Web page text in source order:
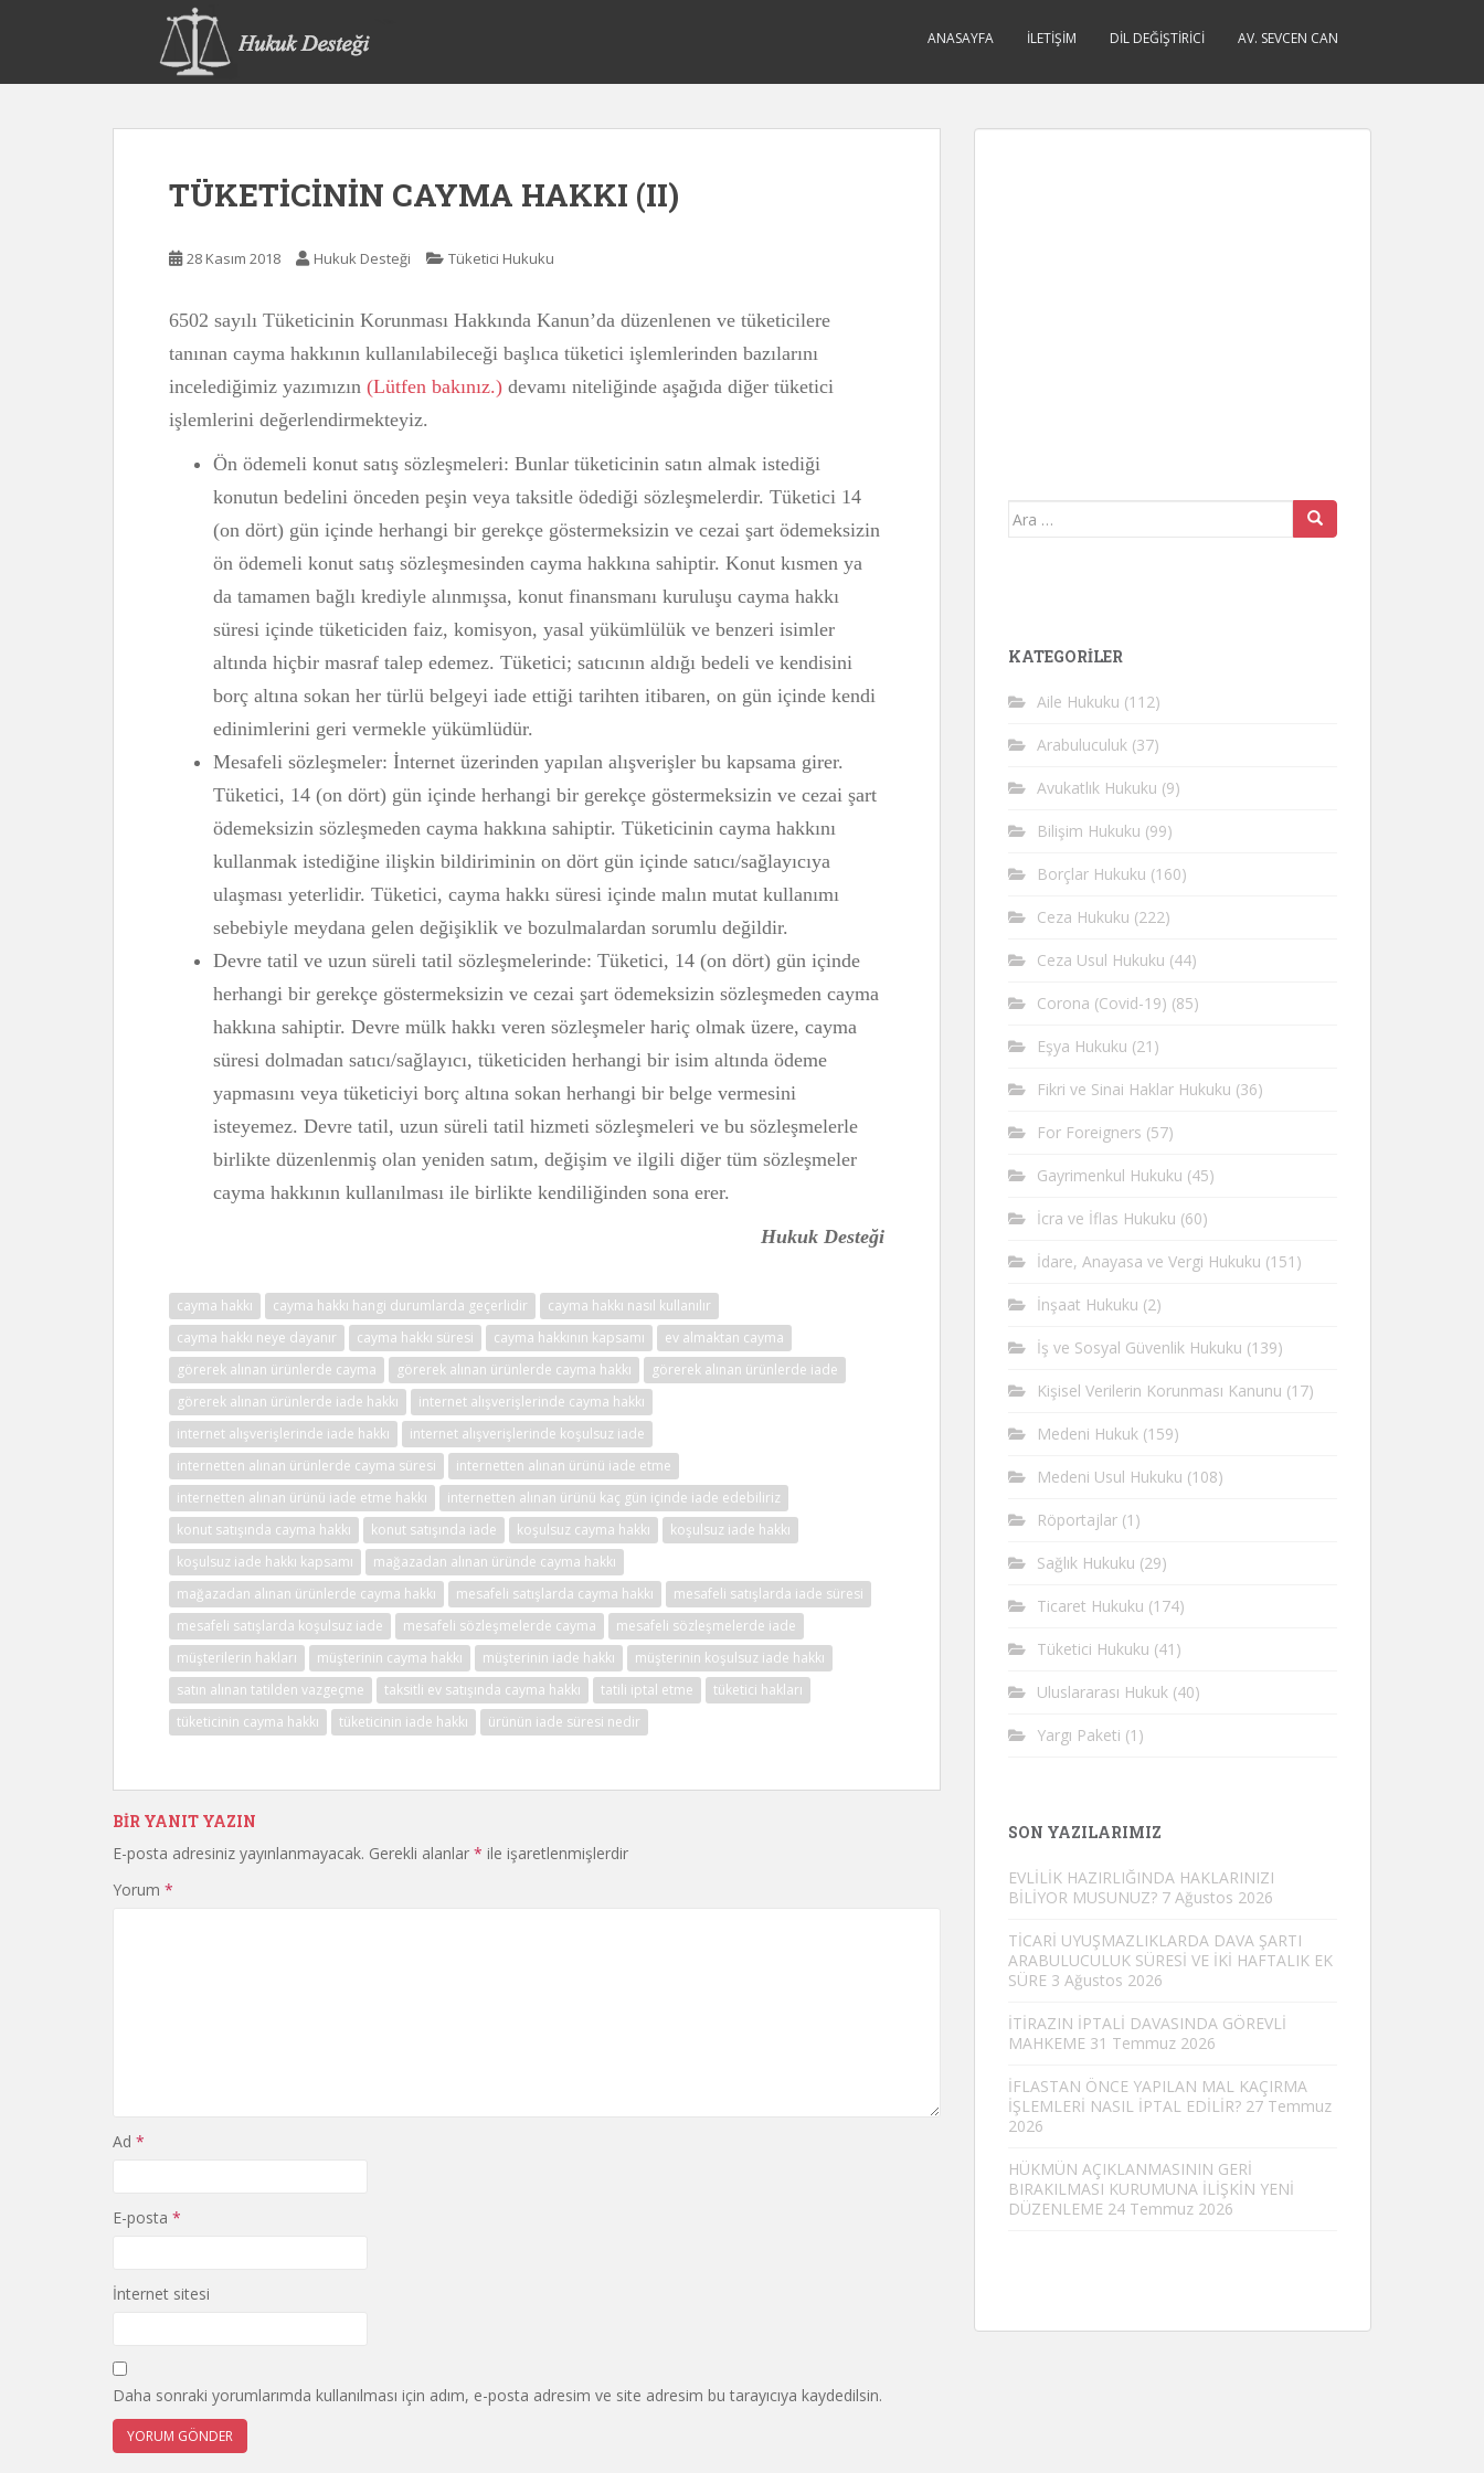
p
ANASAYFA İLETIŞIM DIL DEĞIŞTIRICI AV. SEVCEN CAN
TÜKETİCİNİN CAYMA HAKKI (II)
28 Kasım 2018 Hukuk Desteği Tüketici Hukuku
6502 sayılı Tüketicinin Korunması Hakkında Kanun’da düzenlenen ve tüketicilere
tanınan cayma hakkının kullanılabileceği başlıca tüketici işlemlerinden bazılarını
incelediğimiz yazımızın (Lütfen bakınız.) devamı niteliğinde aşağıda diğer tüketici
işlemlerini değerlendirmekteyiz.
Ön ödemeli konut satış sözleşmeleri: Bunlar tüketicinin satın almak istediği
konutun bedelini önceden peşin veya taksitle ödediği sözleşmelerdir. Tüketici 14
(on dört) gün içinde herhangi bir gerekçe göstermeksizin ve cezai şart ödemeksizin
ön ödemeli konut satış sözleşmesinden cayma hakkına sahiptir. Konut kısmen ya
da tamamen bağlı krediyle alınmışsa, konut finansmanı kuruluşu cayma hakkı
süresi içinde tüketiciden faiz, komisyon, yasal yükümlülük ve benzeri isimler
altında hiçbir masraf talep edemez. Tüketici; satıcının aldığı bedeli ve kendisini
borç altına sokan her türlü belgeyi iade ettiği tarihten itibaren, on gün içinde kendi
edinimlerini geri vermekle yükümlüdür.
Mesafeli sözleşmeler: İnternet üzerinden yapılan alışverişler bu kapsama girer.
Tüketici, 14 (on dört) gün içinde herhangi bir gerekçe göstermeksizin ve cezai şart
ödemeksizin sözleşmeden cayma hakkına sahiptir. Tüketicinin cayma hakkını
kullanmak istediğine ilişkin bildiriminin on dört gün içinde satıcı/sağlayıcıya
ulaşması yeterlidir. Tüketici, cayma hakkı süresi içinde malın mutat kullanımı
sebebiyle meydana gelen değişiklik ve bozulmalardan sorumlu değildir.
Devre tatil ve uzun süreli tatil sözleşmelerinde: Tüketici, 14 (on dört) gün içinde
herhangi bir gerekçe göstermeksizin ve cezai şart ödemeksizin sözleşmeden cayma
hakkına sahiptir. Devre mülk hakkı veren sözleşmeler hariç olmak üzere, cayma
süresi dolmadan satıcı/sağlayıcı, tüketiciden herhangi bir isim altında ödeme
yapmasını veya tüketiciyi borç altına sokan herhangi bir belge vermesini
isteyemez. Devre tatil, uzun süreli tatil hizmeti sözleşmeleri ve bu sözleşmelerle
birlikte düzenlenmiş olan yeniden satım, değişim ve ilgili diğer tüm sözleşmeler
cayma hakkının kullanılması ile birlikte kendiliğinden sona erer.
Hukuk Desteği
cayma hakkı cayma hakkı hangi durumlarda geçerlidir
cayma hakkı nasıl kullanılır
cayma hakkı neye dayanır
cayma hakkı süresi cayma hakkının kapsamı
ev almaktan cayma
görerek alınan ürünlerde cayma
görerek alınan ürünlerde cayma hakkı
görerek alınan ürünlerde iade
görerek alınan ürünlerde iade hakkı
internet alışverişlerinde cayma hakkı
internet alışverişlerinde iade hakkı
internet alışverişlerinde koşulsuz iade
internetten alınan ürünlerde cayma süresi
internetten alınan ürünü iade etme
internetten alınan ürünü iade etme hakkı
internetten alınan ürünü kaç gün içinde iade edebiliriz
konut satışında cayma hakkı
konut satışında iade koşulsuz cayma hakkı
koşulsuz iade hakkı
koşulsuz iade hakkı kapsamı
mağazadan alınan üründe cayma hakkı
mağazadan alınan ürünlerde cayma hakkı
mesafeli satışlarda cayma hakkı
mesafeli satışlarda iade süresi
mesafeli satışlarda koşulsuz iade
mesafeli sözleşmelerde cayma
mesafeli sözleşmelerde iade
müşterilerin hakları
müşterinin cayma hakkı müşterinin iade hakkı
müşterinin koşulsuz iade hakkı
satın alınan tatilden vazgeçme
taksitli ev satışında cayma hakkı tatili iptal etme
tüketici hakları
tüketicinin cayma hakkı
tüketicinin iade hakkı ürünün iade süresi nedir
BIR YANIT YAZIN
E-posta adresiniz yayınlanmayacak. Gerekli alanlar * ile işaretlenmişlerdir
Yorum *
Ad *
E-posta *
İnternet sitesi
Daha sonraki yorumlarımda kullanılması için adım, e-posta adresim ve site adresim bu tarayıcıya kaydedilsin.
Arama
KATEGORİLER
Aile Hukuku (112)
Arabuluculuk (37)
Avukatlık Hukuku (9)
Bilişim Hukuku (99)
Borçlar Hukuku (160)
Ceza Hukuku (222)
Ceza Usul Hukuku (44)
Corona (Covid-19) (85)
Eşya Hukuku (21)
Fikri ve Sinai Haklar Hukuku (36)
For Foreigners (57)
Gayrimenkul Hukuku (45)
İcra ve İflas Hukuku (60)
İdare, Anayasa ve Vergi Hukuku (151)
İnşaat Hukuku (2)
İş ve Sosyal Güvenlik Hukuku (139)
Kişisel Verilerin Korunması Kanunu (17)
Medeni Hukuk (159)
Medeni Usul Hukuku (108)
Röportajlar (1)
Sağlık Hukuku (29)
Ticaret Hukuku (174)
Tüketici Hukuku (41)
Uluslararası Hukuk (40)
Yargı Paketi (1)
SON YAZILARIMIZ
EVLİLİK HAZIRLIĞINDA HAKLARINIZI
BİLİYOR MUSUNUZ? 7 Ağustos 2026
TİCARİ UYUŞMAZLIKLARDA DAVA ŞARTI
ARABULUCULUK SÜRESİ VE İKİ HAFTALIK EK
SÜRE 3 Ağustos 2026
İTİRAZIN İPTALİ DAVASINDA GÖREVLİ
MAHKEME 31 Temmuz 2026
İFLASTAN ÖNCE YAPILAN MAL KAÇIRMA
İŞLEMLERİ NASIL İPTAL EDİLİR? 27 Temmuz
2026
HÜKMÜN AÇIKLANMASININ GERİ
BIRAKILMASI KURUMUNA İLİŞKİN YENİ
DÜZENLEME 24 Temmuz 2026